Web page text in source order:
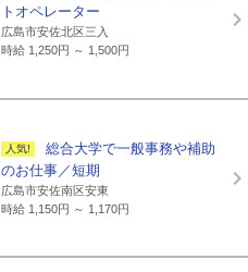
トオペレーター
広島市安佐北区三入
時給 1,250円 ～ 1,500円
総合大学で一般事務や補助
のお仕事／短期
広島市安佐南区安東
時給 1,150円 ～ 1,170円